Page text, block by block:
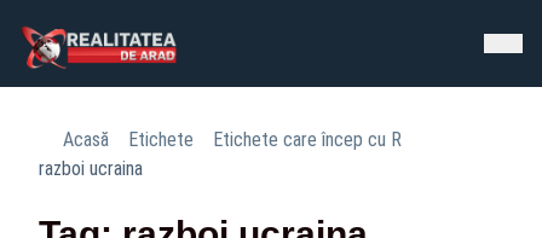
Acasă Etichete
Etichete care încep cu R
razboi ucraina